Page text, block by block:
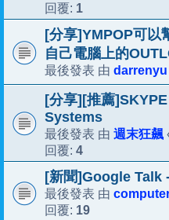
回覆: 1
[分享]YMPOP可以
自己電腦上的
最後發表 由 darrenyu
[分享][推薦
Systems
最後發表 由 週末狂飆
回覆: 4
[新聞]Google Talk
最後發表 由
回覆: 19